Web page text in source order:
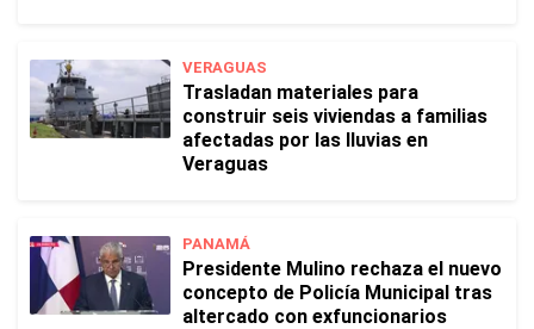
VERAGUAS
Trasladan materiales para
construir seis viviendas a familias
afectadas por las lluvias en
Veraguas
PANAMÁ
Presidente Mulino rechaza el nuevo
concepto de Policía Municipal tras
altercado con exfuncionarios